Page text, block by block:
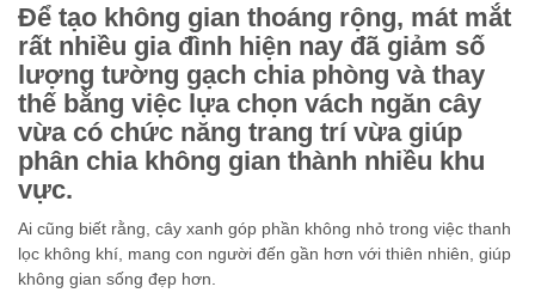
Để tạo không gian thoáng rộng, mát mắt
rất nhiều gia đình hiện nay đã giảm số
lượng tường gạch chia phòng và thay
thế bằng việc lựa chọn vách ngăn cây
vừa có chức năng trang trí vừa giúp
phân chia không gian thành nhiều khu
vực.
Ai cũng biết rằng, cây xanh góp phần không nhỏ trong việc thanh
lọc không khí, mang con người đến gần hơn với thiên nhiên, giúp
không gian sống đẹp hơn.